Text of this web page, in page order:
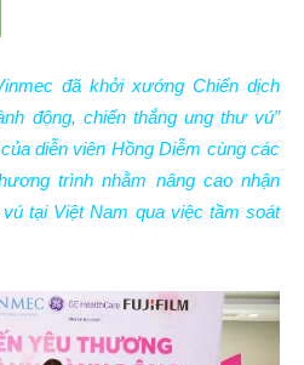
đã khởi xướng Chiến dịch
động, chiến thắng ung thư vú”
diễn viên Hồng Diễm cùng các
trình nhằm nâng cao nhận
tại Việt Nam qua việc tầm soát